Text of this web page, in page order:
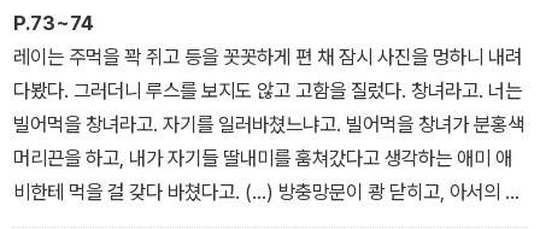
인 폭동을 피해 고향 벤트로드로 돌아가며 시작된다. 25년이라는 긴
시간이 흘렀지만, 고향에는 여전히 '그 사건'의 상흔이 곳곳에 남아 있
었다. 아서 가족이 이사온 뒤 공교롭게도 마을에서 소녀가 실종되고,
이웃들은 타인이나 다름없는 아서에게 의혹의 눈초리를 보낸다.
게다가 고향에 돌아온 뒤로 아서의 막내딸 이브는 죽은 고모의 유품
엄마는 운전대를 힘껏 오른쪽으로 틀었다. 차는 시커먼 배수로를 향
해 미끄러지다가 겨우 멈춰 섰다. 대니얼과 에비의 몸이 앞으로 홱 쏠
렸다. 형체는 배수로로 굴러떨어졌다. 텀블위드들이 통통 튕기며 차
를 향해 다가오다가 둘기둥 사이의 철조망에 걸려 차곡차곡 포개졌
다.
P.73~74
레이는 주먹을 꽉 쥐고 등을 꼿꼿하게 편 채 잠시 사진을 멍하니 내려
다봤다. 그러더니 루스를 보지도 않고 고함을 질렀다. 창녀라고. 너는
빌어먹을 창녀라고. 자기를 일러바쳤느냐고. 빌어먹을 창녀가 분홍색
머리끈을 하고, 내가 자기들 딸내미를 훔쳐갔다고 생각하는 애미 애
비한테 먹을 걸 갖다 바쳤다고. (…) 방충망문이 쾅 닫히고, 아서의 트